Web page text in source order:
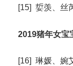
[15] 娎羡、丝
2019猪年女宝
[16] 琳媛、婉